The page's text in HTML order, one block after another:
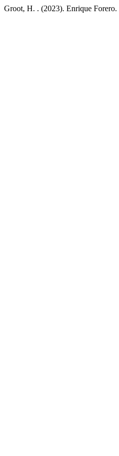
Groot, H. . (2023). Enrique Forero.